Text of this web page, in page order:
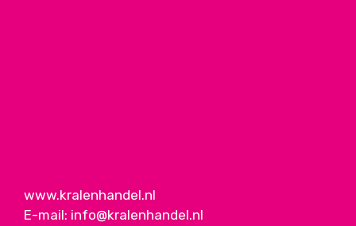
www.kralenhandel.nl
E-mail: info@kralenhandel.nl